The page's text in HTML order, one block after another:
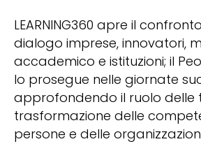
LEARNING360 apre il
dialogo imprese, innovatori,
accademico e istituzioni; il
lo prosegue nelle giornate
approfondendo il ruolo delle
trasformazione delle
persone e delle